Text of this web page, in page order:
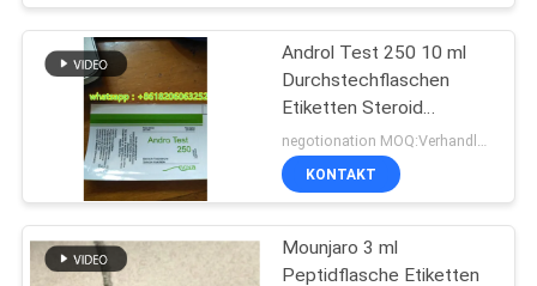
TRETEN
SIE
VERBINDUNG
Aufkleber der
Phiolen-10mL
Androl Test 250 10 ml
Durchstechflaschen
Etiketten Steroid
Injektionsetiketten mit
hochwertigem PVC-
Material
KONTAKT
Mounjaro 3 ml
Peptidflasche Etiketten